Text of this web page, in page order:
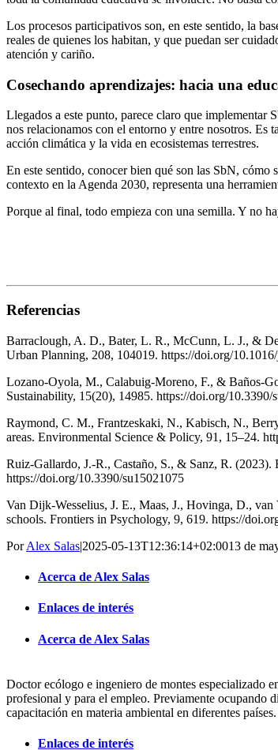
Los procesos participativos son, en este sentido, la
reales de quienes los habitan, y que puedan ser
atención y cariño.
Cosechando aprendizajes: hacia una
Llegados a este punto, parece claro que implementar
nos relacionamos con el entorno y entre nosotros. Es
acción climática y la vida en ecosistemas terrestres.
En este sentido, conocer bien qué son las SbN, cómo
contexto en la Agenda 2030, representa una
Porque al final, todo empieza con una semilla. Y no
Referencias
Barraclough, A. D., Bater, L. R., McCunn, L. J., &
Urban Planning, 208, 104019. https://doi.org/
Lozano-Oyola, M., Calabuig-Moreno, F., & Baños-
Sustainability, 15(20), 14985. https://doi.org/10.3390/
Raymond, C. M., Frantzeskaki, N., Kabisch, N.,
areas. Environmental Science & Policy, 91, 15–24.
Ruiz-Gallardo, J.-R., Castaño, S., & Sanz, R.
https://doi.org/10.3390/su15021075
Van Dijk-Wesselius, J. E., Maas, J., Hovinga, D.,
schools. Frontiers in Psychology, 9, 619. https://
PorAlex Salas|2025-05-13T12:36:14+02:0013 de
Acerca de Alex Salas
Enlaces de interés
Acerca de Alex Salas
Doctor ecólogo e ingeniero de montes especializado
profesional y para el empleo. Previamente ocupando
capacitación en materia ambiental en diferentes países.
Enlaces de interés